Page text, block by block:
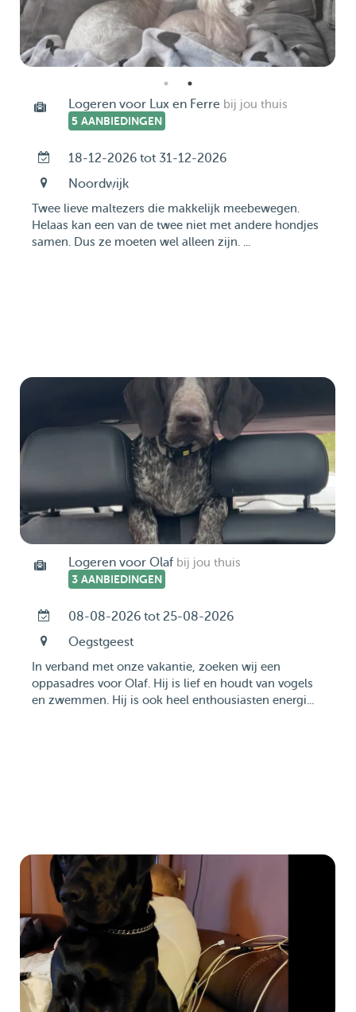
Logeren voor Lux en Ferre bij jou thuis
5 AANBIEDINGEN
18-12-2026 tot 31-12-2026
Noordwijk
Twee lieve maltezers die makkelijk meebewegen.
Helaas kan een van de twee niet met andere hondjes
samen. Dus ze moeten wel alleen zijn. ...
Logeren voor Olaf bij jou thuis
3 AANBIEDINGEN
08-08-2026 tot 25-08-2026
Oegstgeest
In verband met onze vakantie, zoeken wij een
oppasadres voor Olaf. Hij is lief en houdt van vogels
en zwemmen. Hij is ook heel enthousiasten energi...